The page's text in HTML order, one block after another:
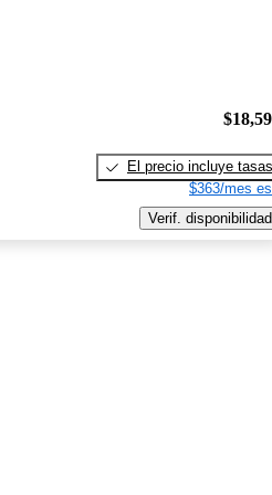
El precio incluye tasas
$363/mes
Verif. disponibilidad